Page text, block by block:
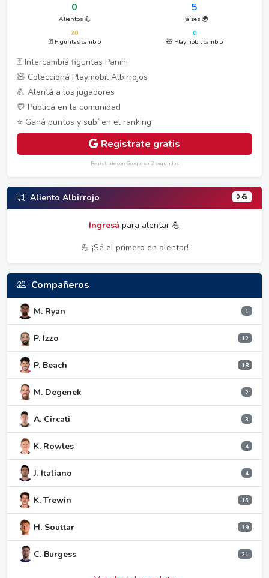
0
Alientos 💪
5
Países 🌍
20
🃏 Figuritas cambio
0
🧸 Playmobil cambio
🃏 Intercambiá figuritas Panini
🧸 Coleccioná Playmobil Albirrojos
💪 Alentá a los jugadores
💬 Publicá en la comunidad
⭐ Ganá puntos y subí en el ranking
Registrate gratis
Registrate con Google en 2 segundos
Aliento Albirrojo 0 💪
Ingresá para alentar 💪
💪 ¡Sé el primero en alentar!
Compañeros
M. Ryan 1
P. Izzo 12
P. Beach 18
M. Degenek 2
A. Circati 3
K. Rowles 4
J. Italiano 4
K. Trewin 15
H. Souttar 19
C. Burgess 21